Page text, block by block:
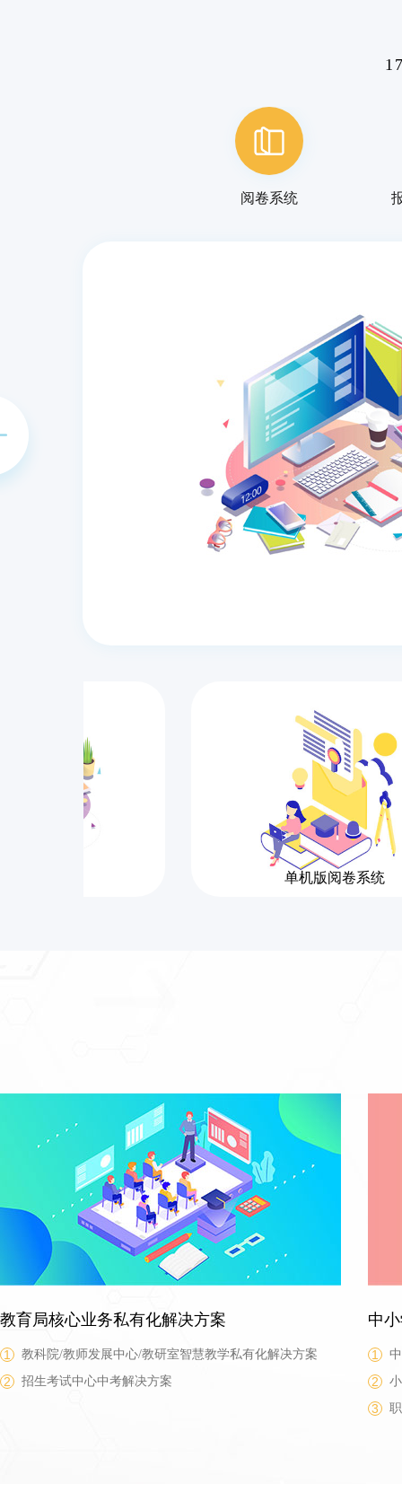
阅卷系统
单机版阅卷系统
教育局核心业务私有化解决方案
1 教科院/教师发展中心/教研室智慧教学私有化解决方案
2 招生考试中心中考解决方案
中
1
2
3